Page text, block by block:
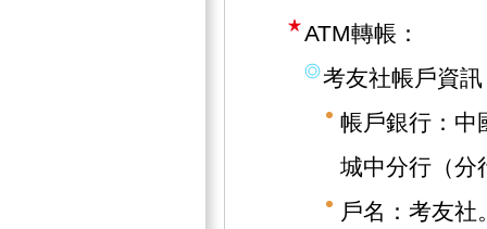
ATM轉帳：
考友社帳戶資
帳戶銀行：中
城中分行（分
戶名：考友社